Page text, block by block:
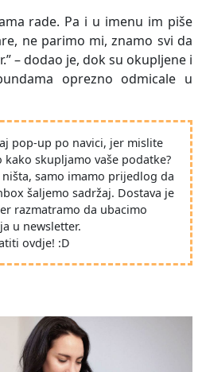
rade. Pa i u imenu im piše
ne parimo mi, znamo svi da
– dodao je, dok su okupljene i
oprezno odmicale u
pop-up po navici, jer mislite
skupljamo vaše podatke?
samo imamo prijedlog da
šaljemo sadržaj. Dostava je
razmatramo da ubacimo
u newsletter.
ovdje! :D